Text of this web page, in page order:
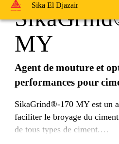
Sika El Djazair
MY
Agent de mouture et
performances pour
SikaGrind®-170 MY est un
faciliter le broyage du
de tous types de ciment.